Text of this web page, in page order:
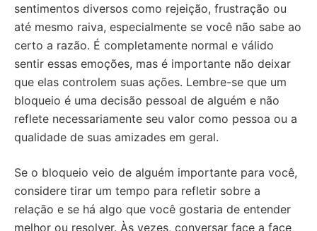
sentimentos diversos como rejeição, frustração ou
até mesmo raiva, especialmente se você não sabe ao
certo a razão. É completamente normal e válido
sentir essas emoções, mas é importante não deixar
que elas controlem suas ações. Lembre-se que um
bloqueio é uma decisão pessoal de alguém e não
reflete necessariamente seu valor como pessoa ou a
qualidade de suas amizades em geral.
Se o bloqueio veio de alguém importante para você,
considere tirar um tempo para refletir sobre a
relação e se há algo que você gostaria de entender
melhor ou resolver. Às vezes, conversar face a face